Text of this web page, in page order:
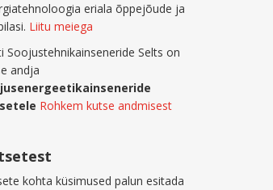
eriala õppejõude ja
Liitu meiega
Soojustehnikainseneride Selts on
andja
Rohkem kutse andmisest
kohta küsimused palun esitada